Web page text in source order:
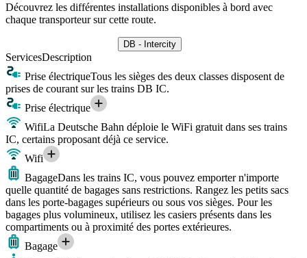
Découvrez les différentes installations disponibles à bord avec
chaque transporteur sur cette route.
DB - Intercity
ServicesDescription
Prise électriqueTous les sièges des deux classes disposent de
prises de courant sur les trains DB IC.
Prise électrique
WifiLa Deutsche Bahn déploie le WiFi gratuit dans ses trains
IC, certains proposant déjà ce service.
Wifi
BagageDans les trains IC, vous pouvez emporter n'importe
quelle quantité de bagages sans restrictions. Rangez les petits sacs
dans les porte-bagages supérieurs ou sous vos sièges. Pour les
bagages plus volumineux, utilisez les casiers présents dans les
compartiments ou à proximité des portes extérieures.
Bagage